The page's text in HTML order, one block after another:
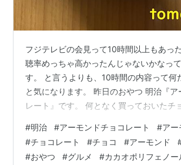
フジテレビの会見って10時間以上もあっ
聴率めっちゃ高かったんじゃないかなっ
す。 と言うよりも、10時間の内容って何
と気になります。 昨日のおやつ 明治『ア
レート』です。 何となく買っておいたチ
チョコの値段下がるんだろうね… それよ
コ頑張っているね。 リンク 『アーモンド
はなめらかなチョコレートと直火ロースト
#明治 #アーモンドチョコレート #アー
#チョコレート #チョコ #アーモンド
#おやつ #グルメ #カカオポリフェノー